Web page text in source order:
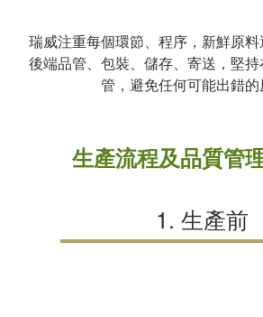
瑞威注重每個環節、程序，新鮮原料
後端品管、包裝、儲存、寄送，堅
管，避免任何可能出錯的
生產流程及品質管
1. 生產前